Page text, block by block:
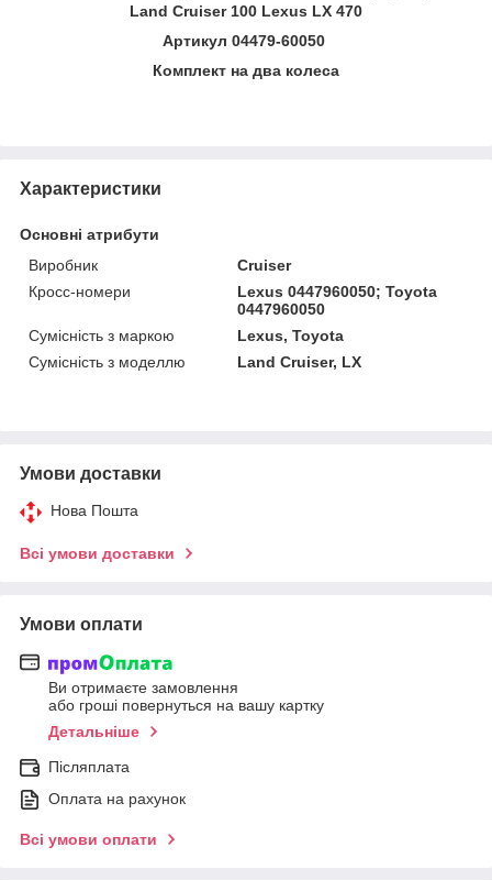
Land Cruiser 100 Lexus LX 470
Артикул 04479-60050
Комплект на два колеса
Характеристики
Основні атрибути
Виробник
Cruiser
Кросс-номери
Lexus 0447960050; Toyota
0447960050
Сумісність з маркою
Lexus, Toyota
Сумісність з моделлю
Land Cruiser, LX
Умови доставки
Нова Пошта
Всі умови доставки
Умови оплати
Ви отримаєте замовлення
або гроші повернуться на вашу картку
Детальніше
Післяплата
Оплата на рахунок
Всі умови оплати